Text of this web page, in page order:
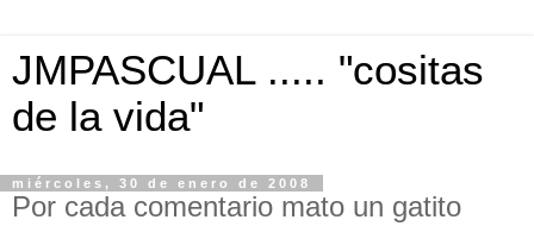
JMPASCUAL ..... "cositas
de la vida"
miércoles, 30 de enero de 2008
Por cada comentario mato un gatito